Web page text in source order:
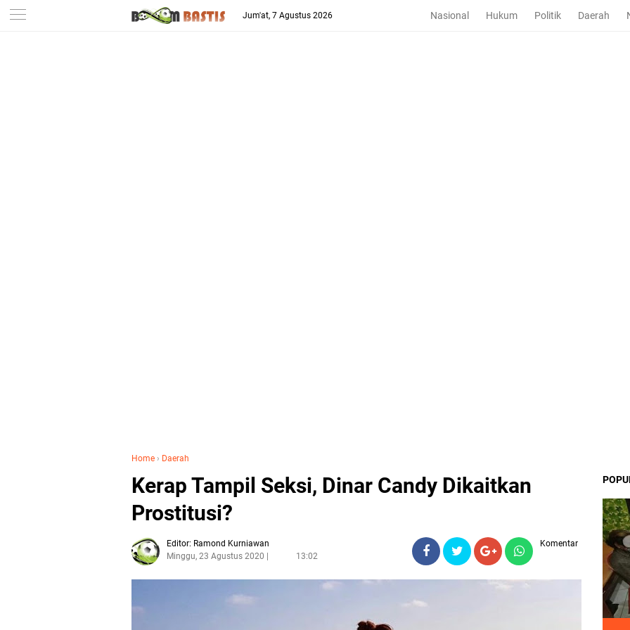
-->
Jum'at, 7 Agustus 2026 Nasional Hukum Politik Daerah
Home › Daerah
Kerap Tampil Seksi, Dinar Candy Dikaitkan
Prostitusi?
Editor: Ramond Kurniawan
Minggu, 23 Agustus 2020
13:02
Komentar